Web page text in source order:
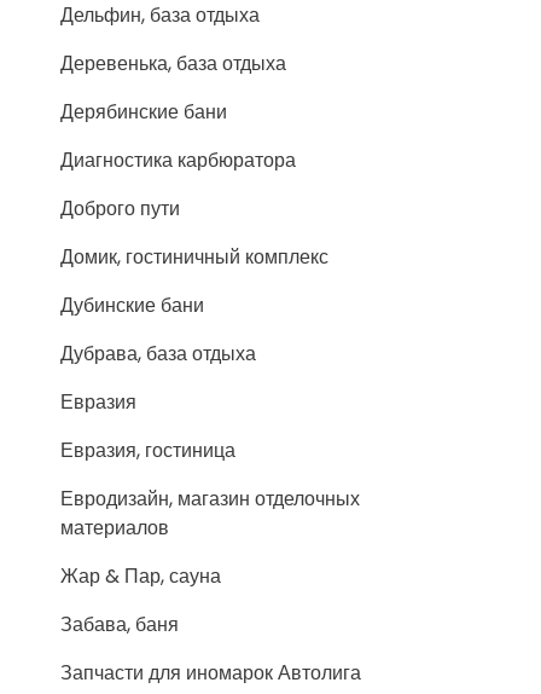
Дельфин, база отдыха
Деревенька, база отдыха
Дерябинские бани
Диагностика карбюратора
Доброго пути
Домик, гостиничный комплекс
Дубинские бани
Дубрава, база отдыха
Евразия
Евразия, гостиница
Евродизайн, магазин отделочных
материалов
Жар & Пар, сауна
Забава, баня
Запчасти для иномарок Автолига